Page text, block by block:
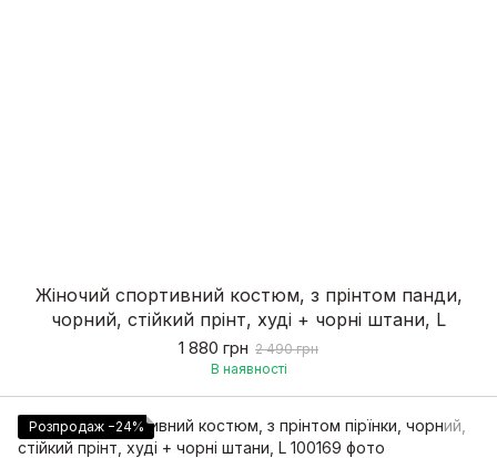
Жіночий спортивний костюм, з прінтом панди,
чорний, стійкий прінт, худі + чорні штани, L
1 880 грн 2 490 грн
В наявності
Розпродаж −24%